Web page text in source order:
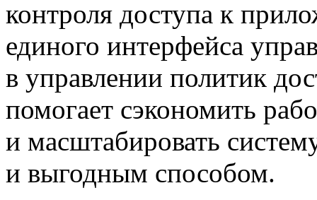
контроля доступа к
единого интерфейса
в управлении политик
помогает сэкономить
и масштабировать
и выгодным способом.